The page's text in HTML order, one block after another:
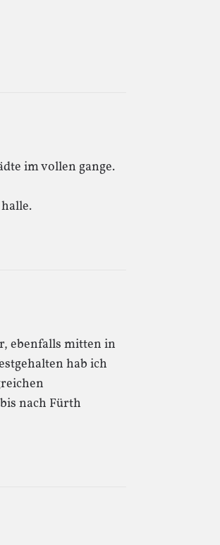
im vollen gange.
ebenfalls mitten in
hab ich
nach Fürth